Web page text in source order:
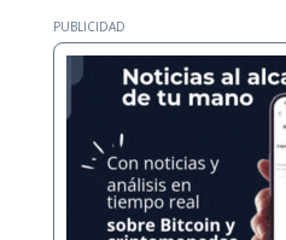
PUBLICIDAD